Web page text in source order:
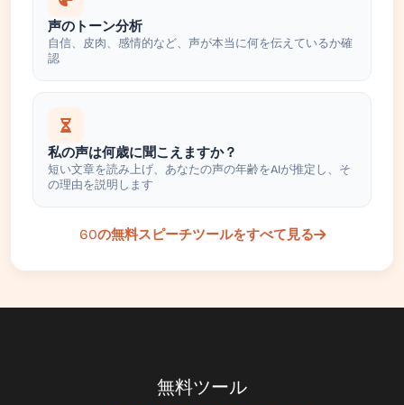
声のトーン分析
自信、皮肉、感情的など、声が本当に何を伝えているか確
認
私の声は何歳に聞こえますか？
短い文章を読み上げ、あなたの声の年齢をAIが推定し、そ
の理由を説明します
60の無料スピーチツールをすべて見る
無料ツール